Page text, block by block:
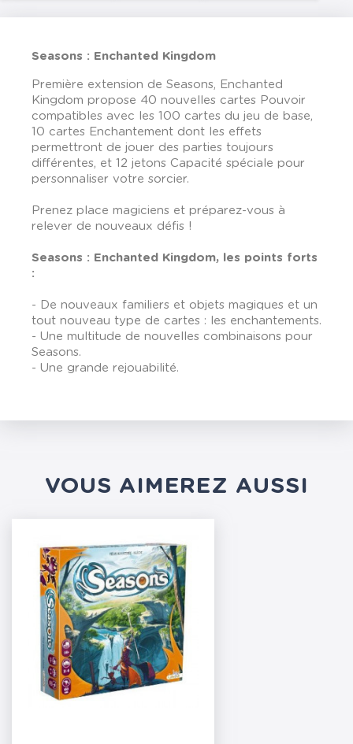
Seasons : Enchanted Kingdom
Première extension de Seasons, Enchanted
Kingdom propose 40 nouvelles cartes Pouvoir
compatibles avec les 100 cartes du jeu de base,
10 cartes Enchantement dont les effets
permettront de jouer des parties toujours
différentes, et 12 jetons Capacité spéciale pour
personnaliser votre sorcier.
Prenez place magiciens et préparez-vous à
relever de nouveaux défis !
Seasons : Enchanted Kingdom, les points forts
:
- De nouveaux familiers et objets magiques et un
tout nouveau type de cartes : les enchantements.
- Une multitude de nouvelles combinaisons pour
Seasons.
- Une grande rejouabilité.
VOUS AIMEREZ AUSSI